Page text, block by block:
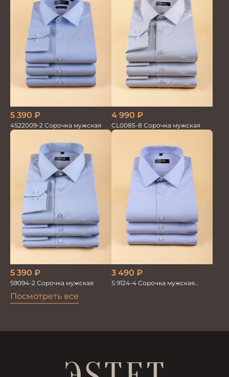
Посмотреть все
5 390 ₽
4S22009-2 Сорочка мужская
4 990 ₽
CL0085-8 Сорочка мужская
5 390 ₽
S9094-2 Сорочка мужская
3 490 ₽
S 9124-4 Сорочка мужская